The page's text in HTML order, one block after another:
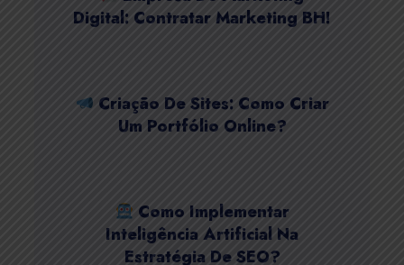
Digital: Contratar Marketing BH!
Criação De Sites: Como Criar
Um Portfólio Online?
Como Implementar
Inteligência Artificial Na
Estratégia De SEO?